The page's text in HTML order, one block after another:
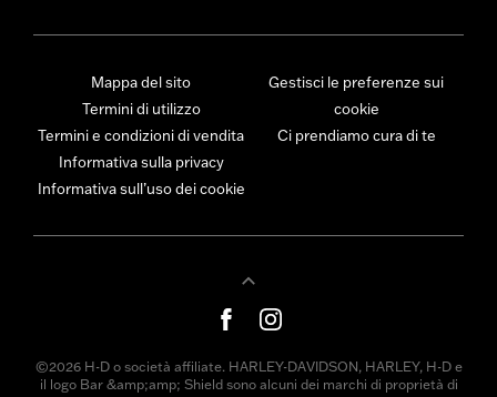
Mappa del sito
Termini di utilizzo
Termini e condizioni di vendita
Informativa sulla privacy
Informativa sull’uso dei cookie
Gestisci le preferenze sui
cookie
Ci prendiamo cura di te
©2026 H-D o società affiliate. HARLEY-DAVIDSON, HARLEY, H-D e
il logo Bar &amp;amp; Shield sono alcuni dei marchi di proprietà di